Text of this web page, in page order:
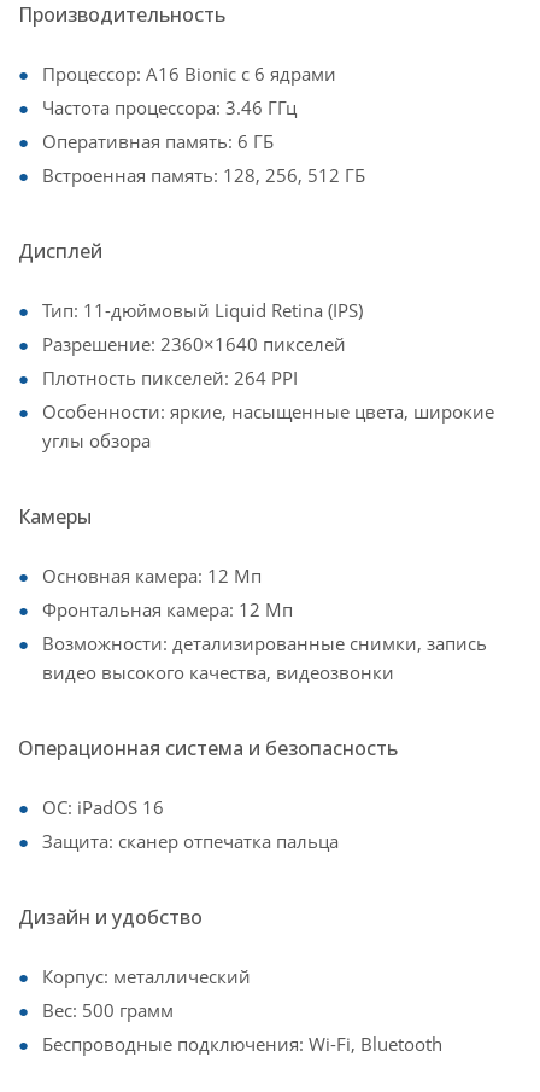
Производительность
Процессор: A16 Bionic с 6 ядрами
Частота процессора: 3.46 ГГц
Оперативная память: 6 ГБ
Встроенная память: 128, 256, 512 ГБ
Дисплей
Тип: 11-дюймовый Liquid Retina (IPS)
Разрешение: 2360×1640 пикселей
Плотность пикселей: 264 PPI
Особенности: яркие, насыщенные цвета, широкие
углы обзора
Камеры
Основная камера: 12 Мп
Фронтальная камера: 12 Мп
Возможности: детализированные снимки, запись
видео высокого качества, видеозвонки
Операционная система и безопасность
ОС: iPadOS 16
Защита: сканер отпечатка пальца
Дизайн и удобство
Корпус: металлический
Вес: 500 грамм
Беспроводные подключения: Wi-Fi, Bluetooth